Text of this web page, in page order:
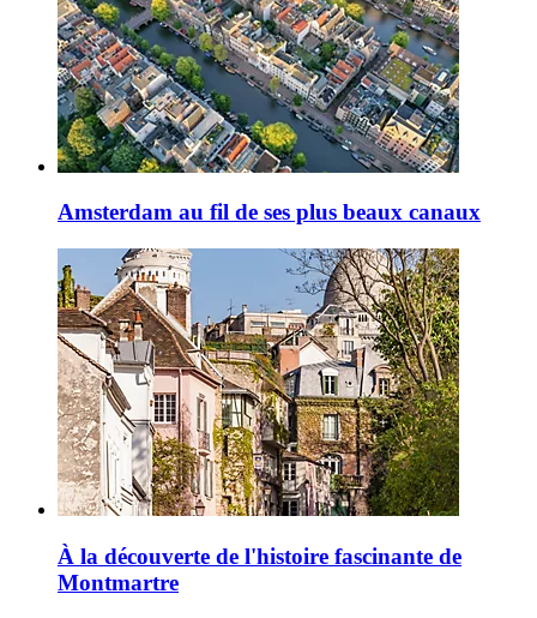
Amsterdam au fil de ses plus beaux canaux
À la découverte de l'histoire fascinante de
Montmartre